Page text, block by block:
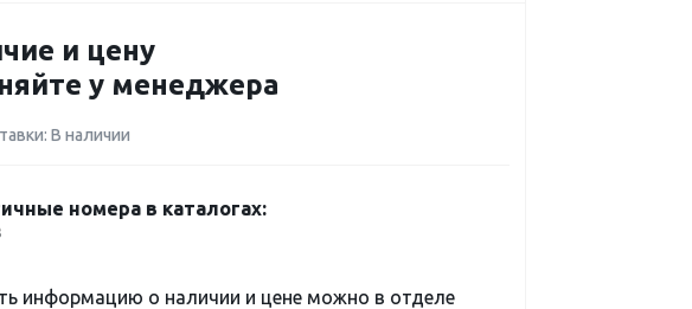
и цену
у менеджера
В наличии
номера в каталогах:
информацию о наличии и цене можно в отделе